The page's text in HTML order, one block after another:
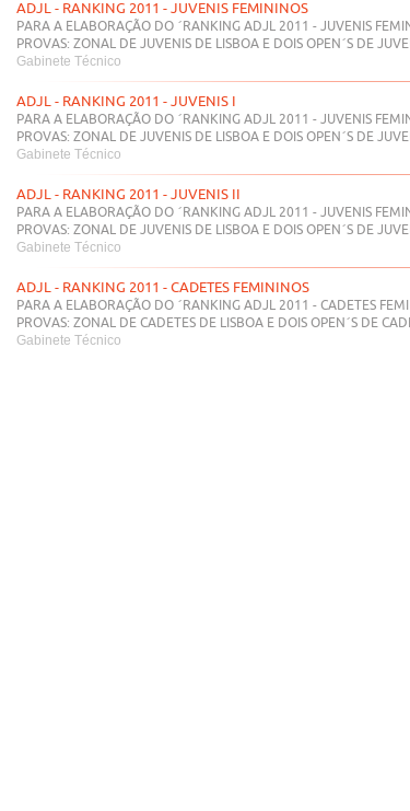
ADJL - RANKING 2011 - JUVENIS FEMININOS
PARA A ELABORAÇÃO DO ´RANKING ADJL 2011 - JUVENIS
PROVAS: ZONAL DE JUVENIS DE LISBOA E DOIS OPEN´S DE
Gabinete Técnico
ADJL - RANKING 2011 - JUVENIS I
PARA A ELABORAÇÃO DO ´RANKING ADJL 2011 - JUVENIS
PROVAS: ZONAL DE JUVENIS DE LISBOA E DOIS OPEN´S DE
Gabinete Técnico
ADJL - RANKING 2011 - JUVENIS II
PARA A ELABORAÇÃO DO ´RANKING ADJL 2011 - JUVENIS
PROVAS: ZONAL DE JUVENIS DE LISBOA E DOIS OPEN´S DE
Gabinete Técnico
ADJL - RANKING 2011 - CADETES FEMININOS
PARA A ELABORAÇÃO DO ´RANKING ADJL 2011 - CADETES
PROVAS: ZONAL DE CADETES DE LISBOA E DOIS OPEN´S DE
Gabinete Técnico